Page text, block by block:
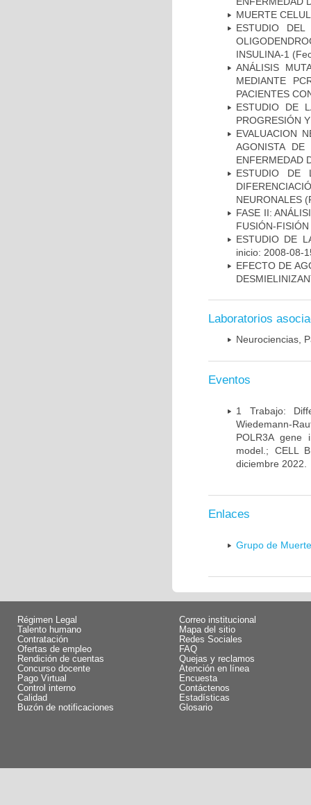
MUERTE
ESTUDIO
INSULINA-1
ANÁLISIS
MEDIANTE
PACIENTES
ESTUDIO DE
PROGRESIÓN
EVALUACION
AGONISTA
ENFERMEDAD
ESTUDIO DE
NEURONALES
FASE II:
FUSIÓN-
ESTUDIO DE
inicio: 2008-08-
EFECTO DE
Laboratorios
Neurociencias,
Eventos
1 Trabajo:
Wiedemann-
POLR3A gene
model.; CELL
diciembre 2022.
Enlaces
Grupo de
Régimen Legal
Talento humano
Contratación
Ofertas de empleo
Rendición de cuentas
Concurso docente
Pago Virtual
Control interno
Calidad
Buzón de notificaciones
Correo institucional
Mapa del sitio
Redes Sociales
FAQ
Quejas y reclamos
Atención en línea
Encuesta
Contáctenos
Estadísticas
Glosario